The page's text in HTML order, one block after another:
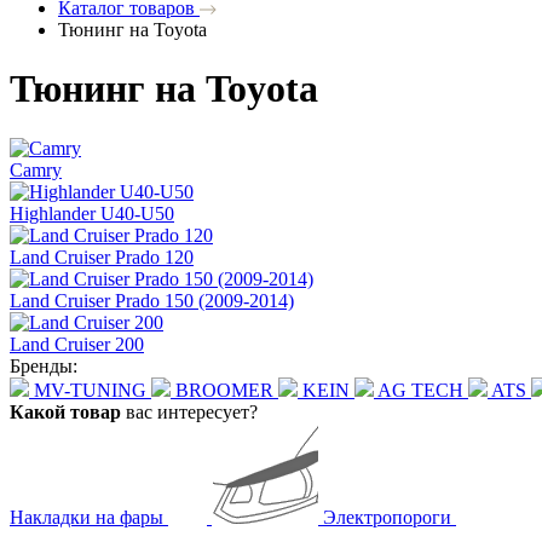
Каталог товаров
Тюнинг на Toyota
Тюнинг на Toyota
Camry
Highlander U40-U50
Land Cruiser Prado 120
Land Cruiser Prado 150 (2009-2014)
Land Cruiser 200
Бренды:
MV-TUNING
BROOMER KEIN AG TECH ATS
Какой товар вас интересует?
Накладки на фары Электропороги